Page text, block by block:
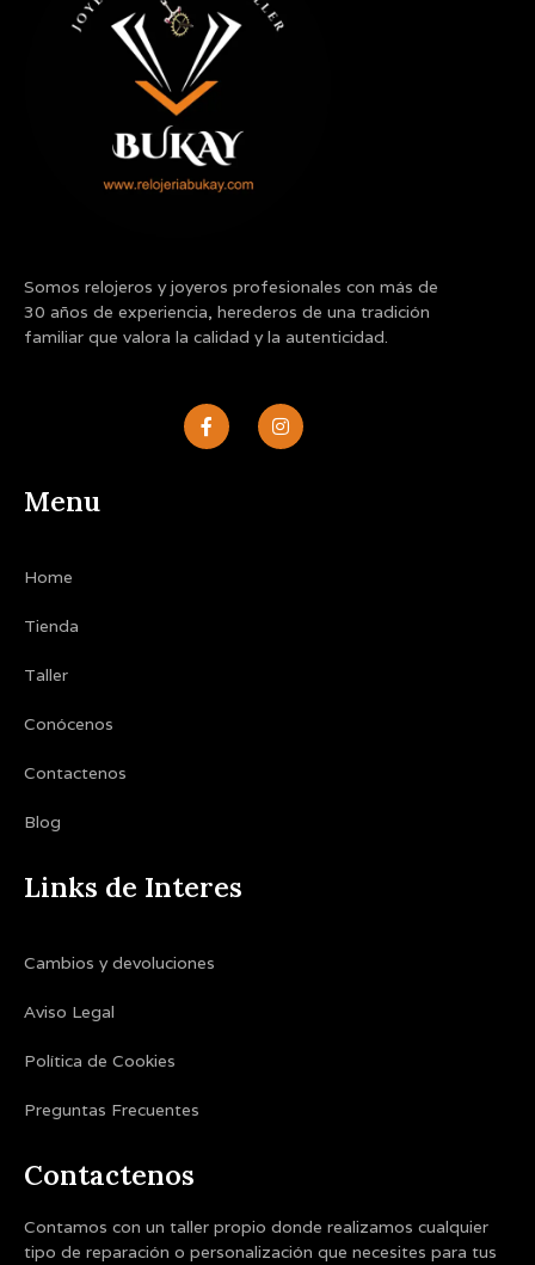
Somos relojeros y joyeros profesionales con más de
30 años de experiencia, herederos de una tradición
familiar que valora la calidad y la autenticidad.
F
a
c
I
n
s
Menu
Home
Tienda
Taller
Conócenos
Contactenos
Blog
Links de Interes
Cambios y devoluciones
Aviso Legal
Política de Cookies
Preguntas Frecuentes
Contactenos
Contamos con un taller propio donde realizamos cualquier
tipo de reparación o personalización que necesites para tus